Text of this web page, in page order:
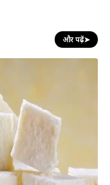
और पढ़ें➤